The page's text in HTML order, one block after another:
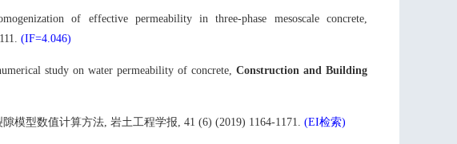
of effective permeability in three-phase mesoscale concrete,
(IF=4.046)
study on water permeability of concrete, Construction and Building
模型数值计算方法, 岩土工程学报, 41 (6) (2019) 1164-1171. (EI检索)